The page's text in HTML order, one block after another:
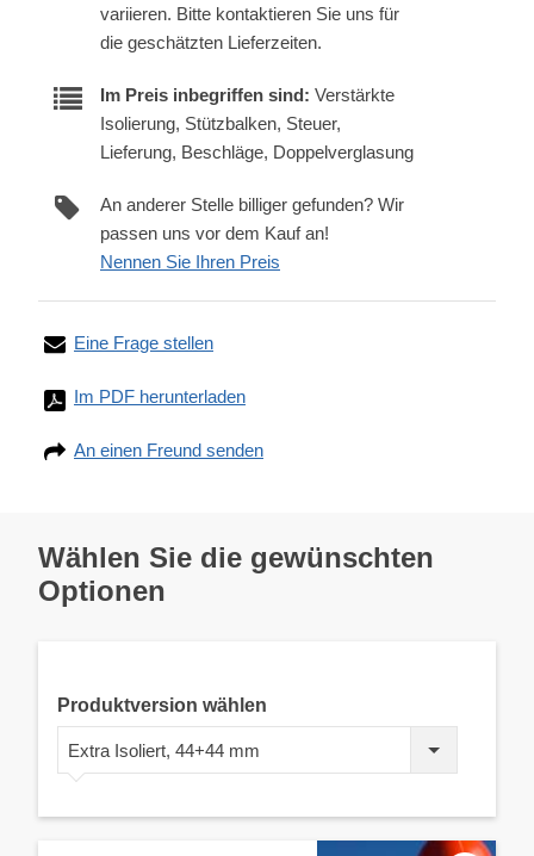
variieren. Bitte kontaktieren Sie uns für
die geschätzten Lieferzeiten.
Im Preis inbegriffen sind: Verstärkte
Isolierung, Stützbalken, Steuer,
Lieferung, Beschläge, Doppelverglasung
An anderer Stelle billiger gefunden? Wir
passen uns vor dem Kauf an!
Nennen Sie Ihren Preis
Eine Frage stellen
Im PDF herunterladen
An einen Freund senden
Wählen Sie die gewünschten
Optionen
Produktversion wählen
Extra Isoliert, 44+44 mm